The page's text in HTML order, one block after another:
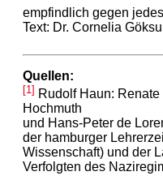
empfindlich gegen
Text: Dr. Cornelia Göksu
Quellen:
[1] Rudolf Haun:
Hochmuth
und Hans-Peter de
der hamburger
Wissenschaft) und der
Verfolgten des